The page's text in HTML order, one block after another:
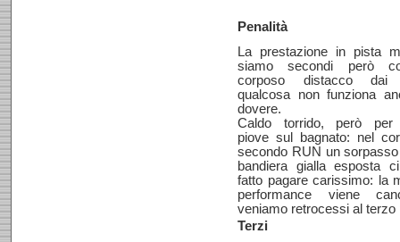
Penalità
La prestazione in pista
siamo secondi però
corposo distacco dai
qualcosa non funziona
dovere.
Caldo torrido, però
piove sul bagnato: nel
secondo RUN un
bandiera gialla esposta
fatto pagare carissimo: la
performance viene
veniamo retrocessi al terzo
Terzi